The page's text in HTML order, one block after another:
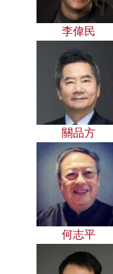
李偉民
關品方
何志平